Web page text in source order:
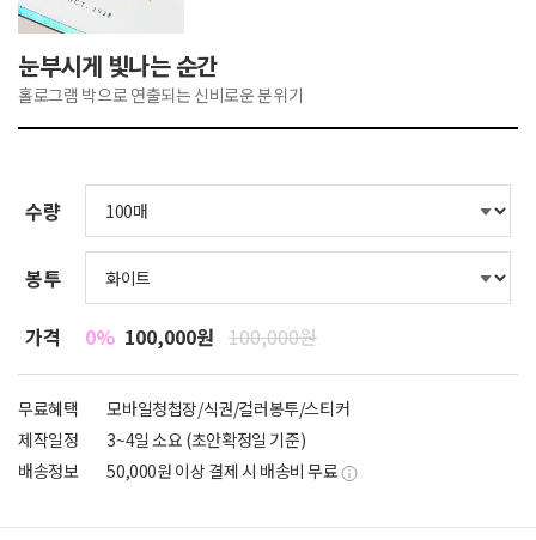
눈부시게 빛나는 순간
홀로그램 박으로 연출되는 신비로운 분위기
수량
봉투
가격 0% 100,000원 100,000원
무료혜택
모바일청첩장/식권/컬러봉투/스티커
제작일정
3~4일 소요 (초안확정일 기준)
배송정보
50,000원 이상 결제 시 배송비 무료